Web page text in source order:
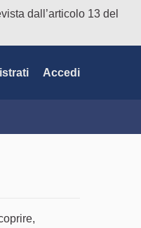
dall’articolo 13 del
Accedi